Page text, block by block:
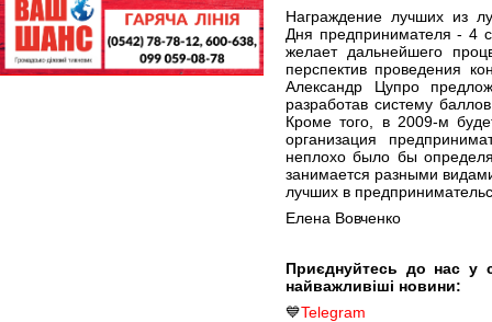
Награждение лучших из
Дня предпринимателя - 4
желает дальнейшего
перспектив проведения
Александр Цупро
разработав систему
Кроме того, в 2009-м
организация
неплохо было бы
занимается разными
лучших в
Елена Вовченко
Приєднуйтесь до нас у
найважливіші новини:
💙Telegram